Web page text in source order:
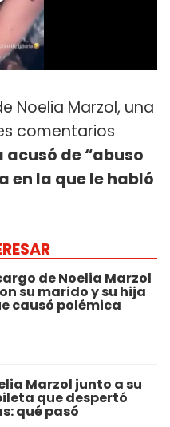
Noelia Marzol, una
comentarios
acusó de “abuso
en la que le habló
de Noelia Marzol
su marido y su hija
causó polémica
Marzol junto a su
que despertó
qué pasó